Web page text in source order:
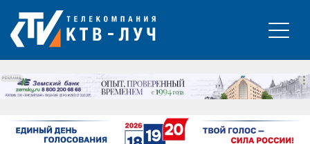
РЕКЛАМА